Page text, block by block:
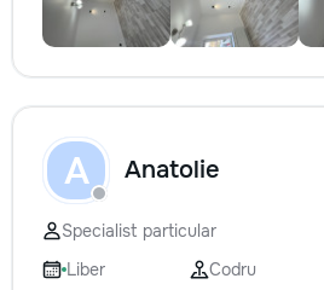
A Anatolie
Specialist particular
Liber
Codru